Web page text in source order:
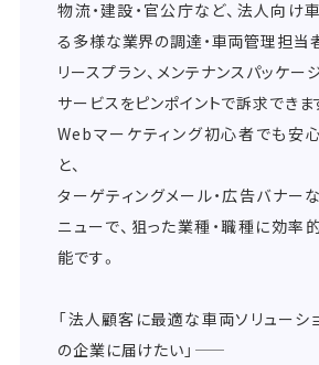
物流・建設・官公庁など、法人向け
る多様な業界の調達・車両管理担当
リースプラン、メンテナンスパッケー
サービスをピンポイントで訴求できま
Webマーケティング初心者でも安
と、
ターゲティングメール・広告バナー
ニューで、狙った業種・職種に効率
能です。
「法人顧客に最適な車両ソリューシ
の企業に届けたい」――